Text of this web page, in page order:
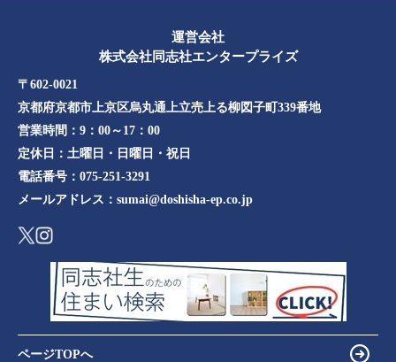
運営会社
株式会社同志社エンタープライズ
〒602-0021
京都府京都市上京区烏丸通上立売上る柳図子町339番地​​
営業時間： 9：00～17：00
定休日： 土曜日・日曜日・祝日
電話番号： 075-251-3291
メールアドレス： sumai@doshisha-ep.co.jp
ページTOPへ